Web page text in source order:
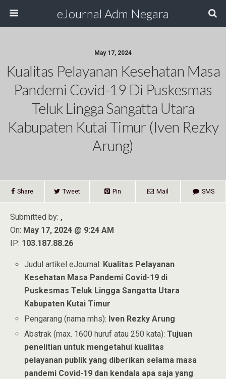
eJournal Adm Negara
May 17, 2024
Kualitas Pelayanan Kesehatan Masa
Pandemi Covid-19 Di Puskesmas
Teluk Lingga Sangatta Utara
Kabupaten Kutai Timur (Iven Rezky
Arung)
Share Tweet Pin Mail SMS
Submitted by: ,
On: May 17, 2024 @ 9:24 AM
IP: 103.187.88.26
Judul artikel eJournal: Kualitas Pelayanan
Kesehatan Masa Pandemi Covid-19 di
Puskesmas Teluk Lingga Sangatta Utara
Kabupaten Kutai Timur
Pengarang (nama mhs): Iven Rezky Arung
Abstrak (max. 1600 huruf atau 250 kata):Tujuan
penelitian untuk mengetahui kualitas
pelayanan publik yang diberikan selama masa
pandemi Covid-19 dan kendala apa saja yang